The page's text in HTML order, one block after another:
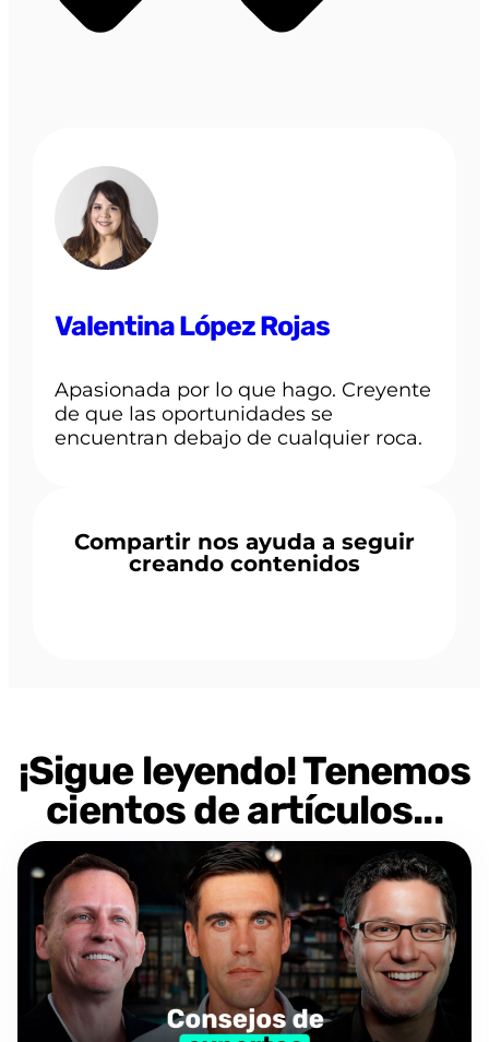
Valentina López Rojas
Apasionada por lo que hago. Creyente
de que las oportunidades se
encuentran debajo de cualquier roca.
Compartir nos ayuda a seguir
creando contenidos
¡Sigue leyendo! Tenemos
cientos de artículos...